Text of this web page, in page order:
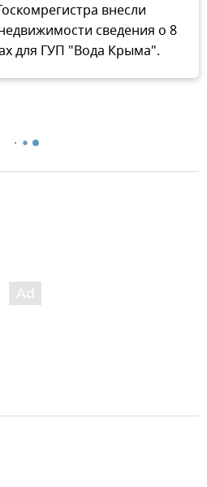
внесли
сведения о 8
для ГУП "Вода Крыма".